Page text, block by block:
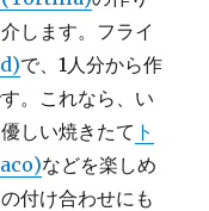
します。フライ
で、1人分から作
。これなら、い
しい焼きたて ト
などを楽しめ
付け合わせにも